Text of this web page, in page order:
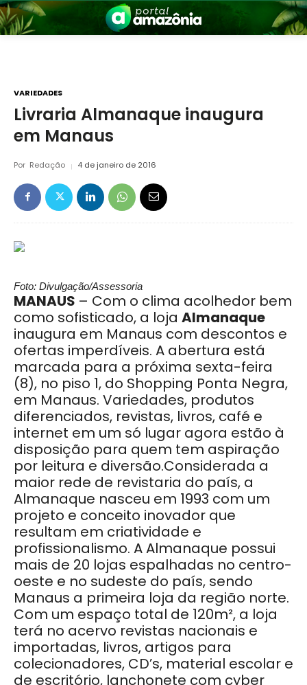
VARIEDADES
Livraria Almanaque inaugura
em Manaus
Por Redação 4 de janeiro de 2016
Foto: Divulgação/Assessoria
MANAUS – Com o clima acolhedor bem
como sofisticado, a loja Almanaque
inaugura em Manaus com descontos e
ofertas imperdíveis. A abertura está
marcada para a próxima sexta-feira
(8), no piso 1, do Shopping Ponta Negra,
em Manaus. Variedades, produtos
diferenciados, revistas, livros, café e
internet em um só lugar agora estão à
disposição para quem tem aspiração
por leitura e diversão.Considerada a
maior rede de revistaria do país, a
Almanaque nasceu em 1993 com um
projeto e conceito inovador que
resultam em criatividade e
profissionalismo. A Almanaque possui
mais de 20 lojas espalhadas no centro-
oeste e no sudeste do país, sendo
Manaus a primeira loja da região norte.
Com um espaço total de 120m², a loja
terá no acervo revistas nacionais e
importadas, livros, artigos para
colecionadores, CD’s, material escolar e
de escritório, lanchonete com cyber